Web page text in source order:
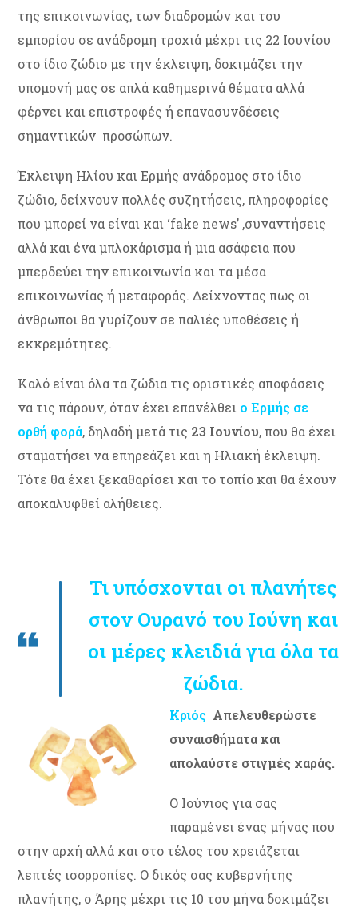
της επικοινωνίας, των διαδρομών και του
εμπορίου σε ανάδρομη τροχιά μέχρι τις 22 Ιουνίου
στο ίδιο ζώδιο με την έκλειψη, δοκιμάζει την
υπομονή μας σε απλά καθημερινά θέματα αλλά
φέρνει και επιστροφές ή επανασυνδέσεις
σημαντικών προσώπων.
Έκλειψη Ηλίου και Ερμής ανάδρομος στο ίδιο
ζώδιο, δείχνουν πολλές συζητήσεις, πληροφορίες
που μπορεί να είναι και ‘fake news’ ,συναντήσεις
αλλά και ένα μπλοκάρισμα ή μια ασάφεια που
μπερδεύει την επικοινωνία και τα μέσα
επικοινωνίας ή μεταφοράς. Δείχνοντας πως οι
άνθρωποι θα γυρίζουν σε παλιές υποθέσεις ή
εκκρεμότητες.
Καλό είναι όλα τα ζώδια τις οριστικές αποφάσεις
να τις πάρουν, όταν έχει επανέλθει ο Ερμής σε
ορθή φορά, δηλαδή μετά τις 23 Ιουνίου, που θα έχει
σταματήσει να επηρεάζει και η Ηλιακή έκλειψη.
Τότε θα έχει ξεκαθαρίσει και το τοπίο και θα έχουν
αποκαλυφθεί αλήθειες.
Τι υπόσχονται οι πλανήτες
στον Ουρανό του Ιούνη και
οι μέρες κλειδιά για όλα τα
ζώδια.
Κριός Απελευθερώστε
συναισθήματα και
απολαύστε στιγμές χαράς.
Ο Ιούνιος για σας
παραμένει ένας μήνας που
στην αρχή αλλά και στο τέλος του χρειάζεται
λεπτές ισορροπίες. Ο δικός σας κυβερνήτης
πλανήτης, ο Άρης μέχρι τις 10 του μήνα δοκιμάζει